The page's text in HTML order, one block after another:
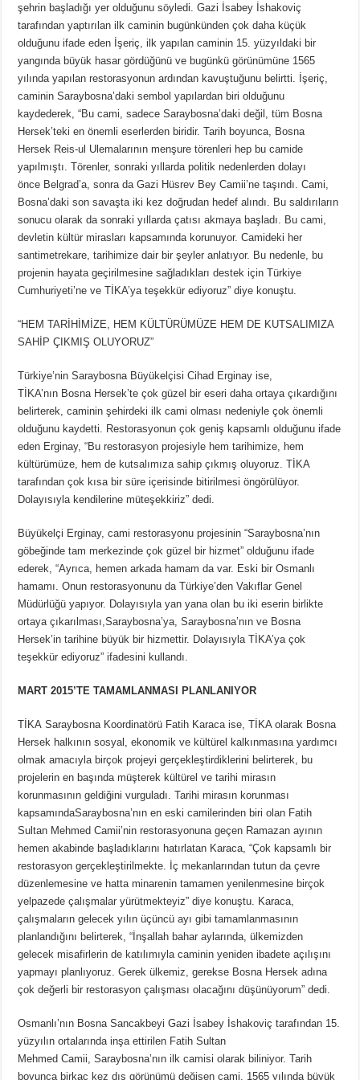
şehrin başladığı yer olduğunu söyledi. Gazi İsabey İshakoviç
tarafından yaptırılan ilk caminin bugünkünden çok daha küçük
olduğunu ifade eden İşeriç, ilk yapılan caminin 15. yüzyıldaki bir
yangında büyük hasar gördüğünü ve bugünkü görünümüne 1565
yılında yapılan restorasyonun ardından kavuştuğunu belirtti. İşeriç,
caminin Saraybosna’daki sembol yapılardan biri olduğunu
kaydederek, “Bu cami, sadece Saraybosna’daki değil, tüm Bosna
Hersek’teki en önemli eserlerden biridir. Tarih boyunca, Bosna
Hersek Reis-ul Ulemalarının menşure törenleri hep bu camide
yapılmıştı. Törenler, sonraki yıllarda politik nedenlerden dolayı
önce Belgrad’a, sonra da Gazi Hüsrev Bey Camii’ne taşındı. Cami,
Bosna’daki son savaşta iki kez doğrudan hedef alındı. Bu saldırıların
sonucu olarak da sonraki yıllarda çatısı akmaya başladı. Bu cami,
devletin kültür mirasları kapsamında korunuyor. Camideki her
santimetrekare, tarihimize dair bir şeyler anlatıyor. Bu nedenle, bu
projenin hayata geçirilmesine sağladıkları destek için Türkiye
Cumhuriyeti’ne ve TİKA’ya teşekkür ediyoruz” diye konuştu.
“HEM TARİHİMİZE, HEM KÜLTÜRÜMÜZE HEM DE KUTSALIMIZA
SAHİP ÇIKMIŞ OLUYORUZ”
Türkiye’nin Saraybosna Büyükelçisi Cihad Erginay ise,
TİKA’nın Bosna Hersek’te çok güzel bir eseri daha ortaya çıkardığını
belirterek, caminin şehirdeki ilk cami olması nedeniyle çok önemli
olduğunu kaydetti. Restorasyonun çok geniş kapsamlı olduğunu ifade
eden Erginay, “Bu restorasyon projesiyle hem tarihimize, hem
kültürümüze, hem de kutsalımıza sahip çıkmış oluyoruz. TİKA
tarafından çok kısa bir süre içerisinde bitirilmesi öngörülüyor.
Dolayısıyla kendilerine müteşekkiriz” dedi.
Büyükelçi Erginay, cami restorasyonu projesinin “Saraybosna’nın
göbeğinde tam merkezinde çok güzel bir hizmet” olduğunu ifade
ederek, “Ayrıca, hemen arkada hamam da var. Eski bir Osmanlı
hamamı. Onun restorasyonunu da Türkiye’den Vakıflar Genel
Müdürlüğü yapıyor. Dolayısıyla yan yana olan bu iki eserin birlikte
ortaya çıkarılması,Saraybosna’ya, Saraybosna’nın ve Bosna
Hersek’in tarihine büyük bir hizmettir. Dolayısıyla TİKA’ya çok
teşekkür ediyoruz” ifadesini kullandı.
MART 2015’TE TAMAMLANMASI PLANLANIYOR
TİKA Saraybosna Koordinatörü Fatih Karaca ise, TİKA olarak Bosna
Hersek halkının sosyal, ekonomik ve kültürel kalkınmasına yardımcı
olmak amacıyla birçok projeyi gerçekleştirdiklerini belirterek, bu
projelerin en başında müşterek kültürel ve tarihi mirasın
korunmasının geldiğini vurguladı. Tarihi mirasın korunması
kapsamındaSaraybosna’nın en eski camilerinden biri olan Fatih
Sultan Mehmed Camii’nin restorasyonuna geçen Ramazan ayının
hemen akabinde başladıklarını hatırlatan Karaca, “Çok kapsamlı bir
restorasyon gerçekleştirilmekte. İç mekanlarından tutun da çevre
düzenlemesine ve hatta minarenin tamamen yenilenmesine birçok
yelpazede çalışmalar yürütmekteyiz” diye konuştu. Karaca,
çalışmaların gelecek yılın üçüncü ayı gibi tamamlanmasının
planlandığını belirterek, “İnşallah bahar aylarında, ülkemizden
gelecek misafirlerin de katılımıyla caminin yeniden ibadete açılışını
yapmayı planlıyoruz. Gerek ülkemiz, gerekse Bosna Hersek adına
çok değerli bir restorasyon çalışması olacağını düşünüyorum” dedi.
Osmanlı’nın Bosna Sancakbeyi Gazi İsabey İshakoviç tarafından 15.
yüzyılın ortalarında inşa ettirilen Fatih Sultan
Mehmed Camii, Saraybosna’nın ilk camisi olarak biliniyor. Tarih
boyunca birkaç kez dış görünümü değişen cami, 1565 yılında büyük